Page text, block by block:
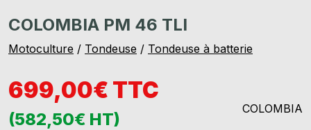
COLOMBIA PM 46 TLI
Motoculture / Tondeuse / Tondeuse à batterie
699,00€ TTC
(582,50€ HT)
COLOMBIA